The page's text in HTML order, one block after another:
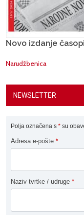
Novo izdanje
Narudžbenica
NEWSLETTER
Polja označena s * su
Adresa e-pošte *
Naziv tvrtke / udruge *